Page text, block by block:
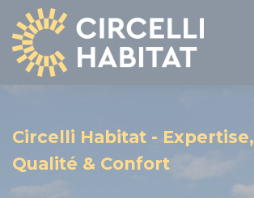
Circelli Habitat - Expertise,
Qualité & Confort
Panneau de gestion des cookies